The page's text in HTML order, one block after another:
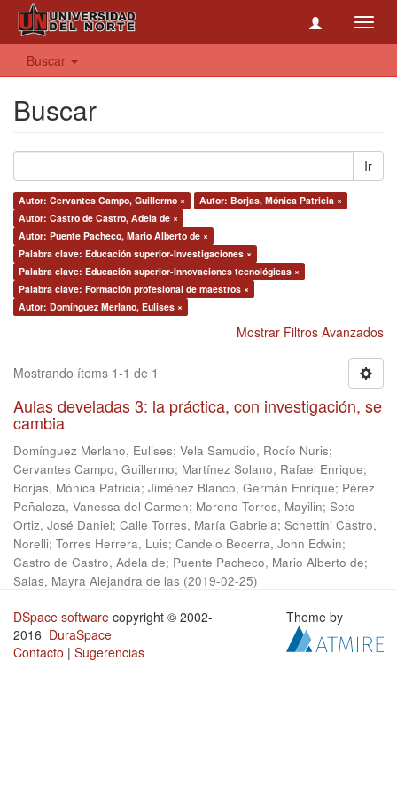
Buscar
Buscar
Ir
Autor: Cervantes Campo, Guillermo ×
Autor: Borjas, Mónica Patricia ×
Autor: Castro de Castro, Adela de ×
Autor: Puente Pacheco, Mario Alberto de ×
Palabra clave: Educación superior-Investigaciones ×
Palabra clave: Educación superior-Innovaciones tecnológicas ×
Palabra clave: Formación profesional de maestros ×
Autor: Domínguez Merlano, Eulises ×
Mostrar Filtros Avanzados
Mostrando ítems 1-1 de 1
Aulas develadas 3: la práctica, con investigación, se
cambia
Domínguez Merlano, Eulises; Vela Samudio, Rocío Nuris;
Cervantes Campo, Guillermo; Martínez Solano, Rafael Enrique;
Borjas, Mónica Patricia; Jiménez Blanco, Germán Enrique; Pérez
Peñaloza, Vanessa del Carmen; Moreno Torres, Mayilin; Soto
Ortiz, José Daniel; Calle Torres, María Gabriela; Schettini Castro,
Norelli; Torres Herrera, Luis; Candelo Becerra, John Edwin;
Castro de Castro, Adela de; Puente Pacheco, Mario Alberto de;
Salas, Mayra Alejandra de las (2019-02-25)
DSpace software copyright © 2002-
2016 DuraSpace
Contacto | Sugerencias
Theme by